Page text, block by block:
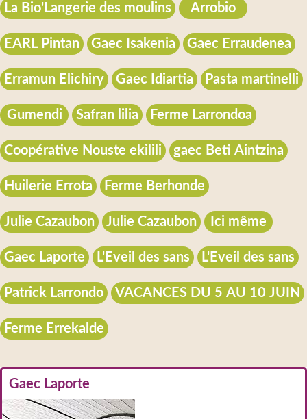
La Bio'Langerie des moulins Arrobio
EARL Pintan Gaec Isakenia Gaec Erraudenea
Erramun Elichiry Gaec Idiartia Pasta martinelli
Gumendi Safran lilia Ferme Larrondoa
Coopérative Nouste ekilili gaec Beti Aintzina
Huilerie Errota Ferme Berhonde
Julie Cazaubon Julie Cazaubon Ici même
Gaec Laporte L'Eveil des sans L'Eveil des sans
Patrick Larrondo VACANCES DU 5 AU 10 JUIN
Ferme Errekalde
Gaec Laporte